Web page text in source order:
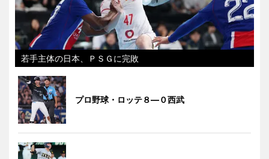
若手主体の日本、ＰＳＧに完敗
プロ野球・ロッテ８―０西武